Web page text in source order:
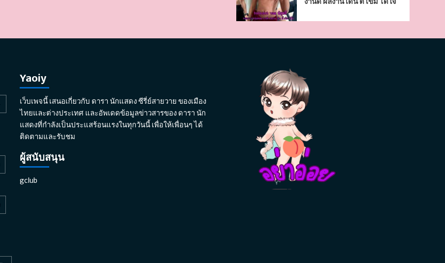
Yaoiy
เว็บเพจนี้ เสนอเกี่ยวกับ ดารา นักแสดง ซีรี่ย์สายวาย ของเมือง
ไทยและต่างประเทศ และอัพเดดข้อมูลข่าวสารของ ดารา นัก
แสดงที่กำลังเป็นประแสร้อนแรงในทุกวันนี้ เพื่อให้เพื่อนๆ ได้
ติดตามและรับชม
ผู้สนับสนุน
gclub